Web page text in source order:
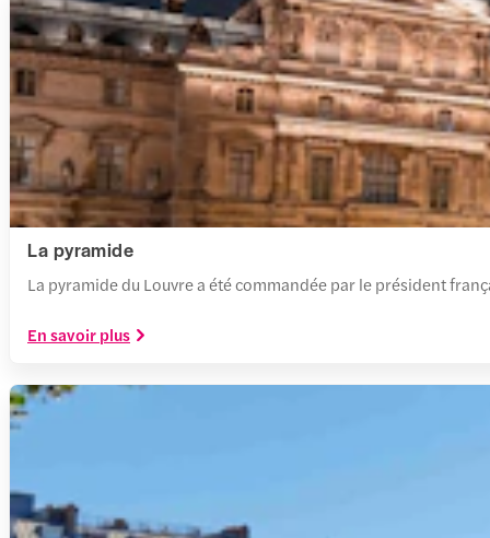
La pyramide
La pyramide du Louvre a été commandée par le président
En savoir plus